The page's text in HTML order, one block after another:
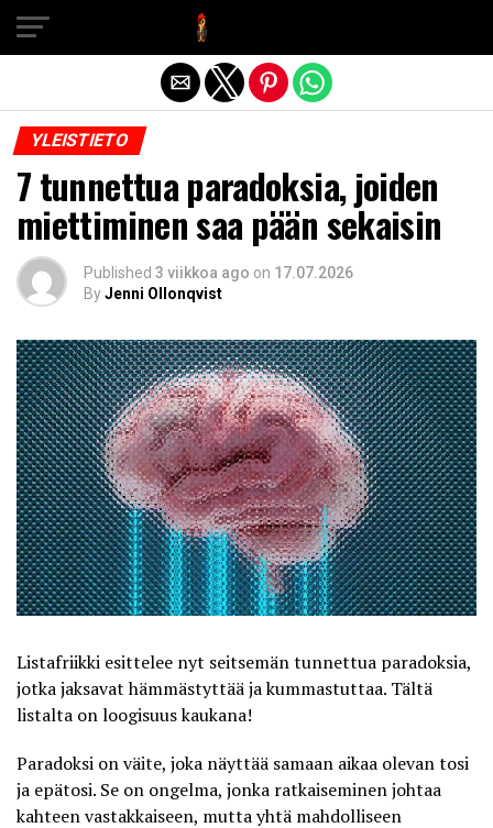
YLEISTIETO
7 tunnettua paradoksia, joiden
miettiminen saa pään sekaisin
Published 3 viikkoa ago on 17.07.2026
ByJenni Ollonqvist
Listafriikki esittelee nyt seitsemän tunnettua paradoksia,
jotka jaksavat hämmästyttää ja kummastuttaa. Tältä
listalta on loogisuus kaukana!
Paradoksi on väite, joka näyttää samaan aikaa olevan tosi
ja epätosi. Se on ongelma, jonka ratkaiseminen johtaa
kahteen vastakkaiseen, mutta yhtä mahdolliseen
Exit mobile version